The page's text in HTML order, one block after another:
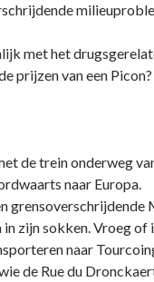
met het
prijzen van een Picon?
de trein onderweg
naar Europa.
grensoverschrijdende
in zijn sokken. Vroeg
naar
de Rue du